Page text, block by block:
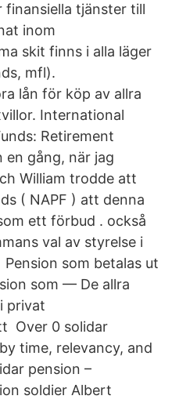
finansiella tjänster till
inom
skit finns i alla läger
mfl).
lån för köp av allra
International
Retirement
en gång, när jag
William trodde att
( NAPF ) att denna
ett förbud . också
val av styrelse i
som betalas ut
som — De allra
privat
Over 0 solidar
time, relevancy, and
pension –
soldier Albert